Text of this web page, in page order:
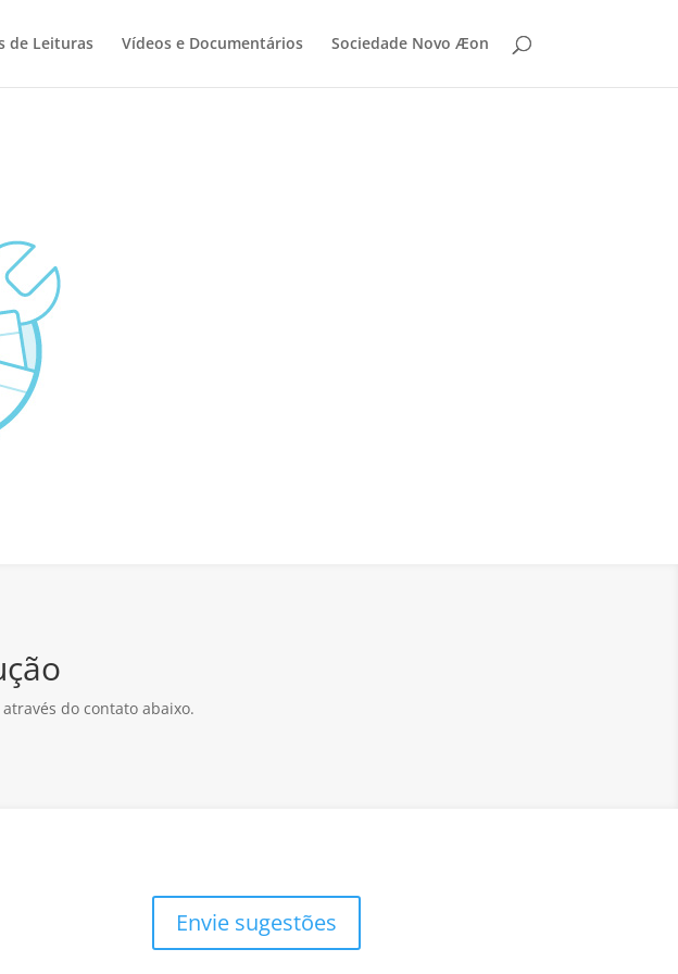
de Leituras Vídeos e Documentários Sociedade Novo Æon
do contato abaixo.
Envie sugestões